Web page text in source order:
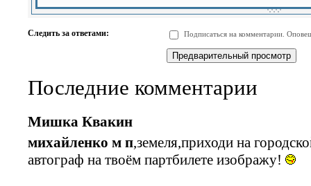
-
-
-
-
-
-
-
Следить за ответами: Подписаться на комментарии.
Последние комментарии
Мишка Квакин
михайленко м п,земеля,приходи на
автограф на твоём партбилете изображу!